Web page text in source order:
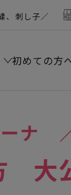
、刺し子／
初めての方
ナ
大